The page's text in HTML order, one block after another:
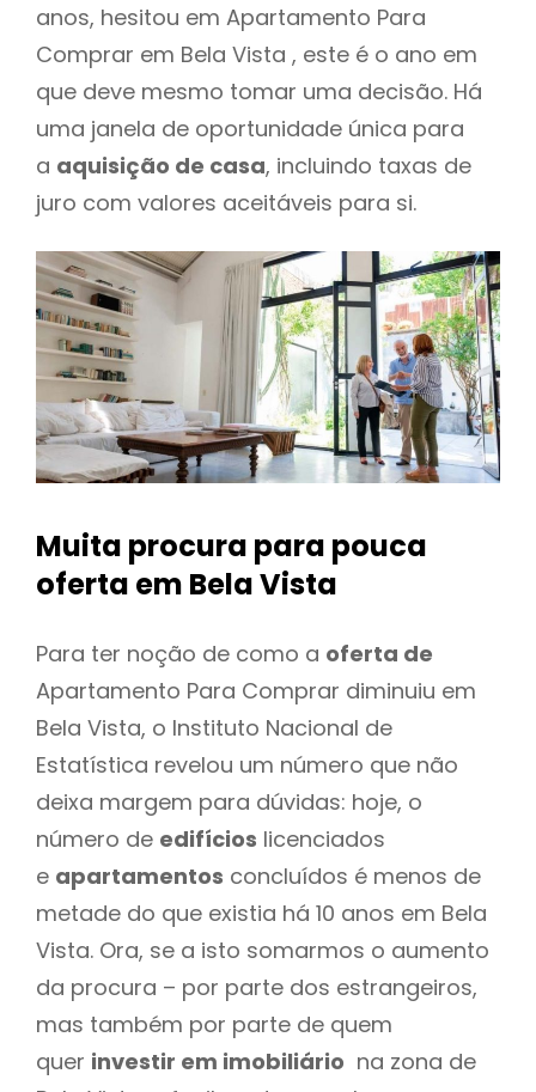
anos, hesitou em Apartamento Para
Comprar em Bela Vista , este é o ano em
que deve mesmo tomar uma decisão. Há
uma janela de oportunidade única para
a aquisição de casa, incluindo taxas de
juro com valores aceitáveis para si.
Muita procura para pouca
oferta em Bela Vista
Para ter noção de como a oferta de
Apartamento Para Comprar diminuiu em
Bela Vista, o Instituto Nacional de
Estatística revelou um número que não
deixa margem para dúvidas: hoje, o
número de edifícios licenciados
e apartamentos concluídos é menos de
metade do que existia há 10 anos em Bela
Vista. Ora, se a isto somarmos o aumento
da procura – por parte dos estrangeiros,
mas também por parte de quem
quer investir em imobiliário na zona de